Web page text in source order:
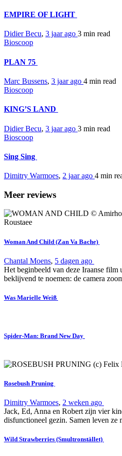
EMPIRE OF LIGHT
Didier Becu, 3 jaar ago 3 min read
Bioscoop
PLAN 75
Marc Bussens, 3 jaar ago 4 min read
Bioscoop
KING’S LAND
Didier Becu, 3 jaar ago 3 min read
Bioscoop
Sing Sing
Dimitry Warmoes, 2 jaar ago 4 min
Meer reviews
Woman And Child (Zan Va Bache)
Chantal Moens, 5 dagen ago
Het beginbeeld van deze Iraanse film
beklijvend te noemen: de camera
Was Marielle Weiß
Spider-Man: Brand New Day
Rosebush Pruning
Dimitry Warmoes, 2 weken ago
Jack, Ed, Anna en Robert zijn vier
disfunctioneel gezin. Samen leven ze
Wild Strawberries (Smultronstället)